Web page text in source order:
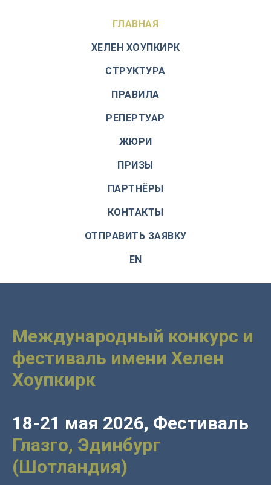
ГЛАВНАЯ
ХЕЛЕН ХОУПКИРК
СТРУКТУРА
ПРАВИЛА
РЕПЕРТУАР
ЖЮРИ
ПРИЗЫ
ПАРТНЁРЫ
КОНТАКТЫ
ОТПРАВИТЬ ЗАЯВКУ
EN
Международный конкурс и
фестиваль имени Хелен
Хоупкирк
18-21 мая 2026, Фестиваль
Глазго, Эдинбург
(Шотландия)